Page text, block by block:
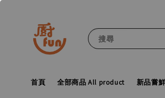
搜尋
首頁 全部商品 All product 新品嘗